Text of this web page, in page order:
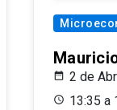
2 de
13:35 a